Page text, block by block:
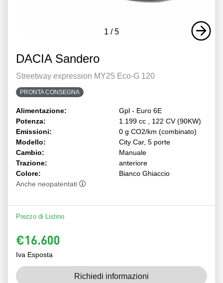
1 / 5
DACIA Sandero
Streetway expression MY25 Eco-G 120
PRONTA CONSEGNA
Alimentazione:
Gpl - Euro 6E
Potenza:
1.199 cc , 122 CV (90KW)
Emissioni:
0 g CO2/km (combinato)
Modello:
City Car, 5 porte
Cambio:
Manuale
Trazione:
anteriore
Colore:
Bianco Ghiaccio
Anche neopatentati
Prezzo di Listino
€16.600
Iva Esposta
Richiedi informazioni